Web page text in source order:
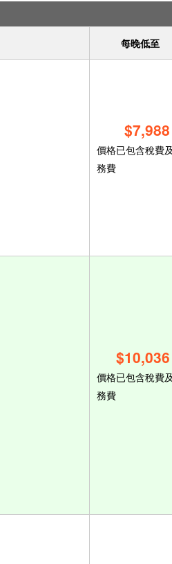
每晚低至
$7,988
價格已包含稅費
務費
$10,036
價格已包含稅費
務費